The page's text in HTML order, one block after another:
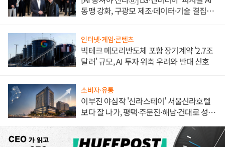
동맹 강화, 구광모 제조·데이터·기술 결집
인터넷·게임·콘텐츠
빅테크 메모리반도체 포함 장기계약 '2.7조
달러' 규모, AI 투자 위축 우려와 반대 신호
소비자·유통
이부진 야심작 '신라스테이' 서울신라호텔
보다 잘 나가, 평택·주문진·해남·건대로 성